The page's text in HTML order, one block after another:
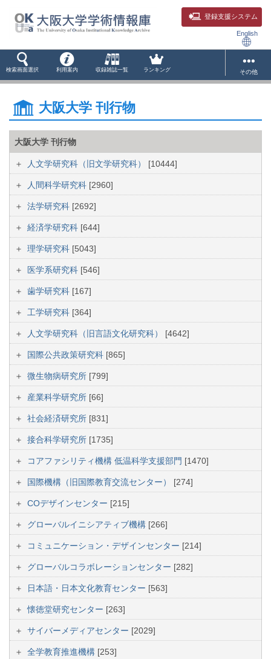
登録支援システム
English
検索画面選択 利用案内 収録雑誌一覧 ランキング その他
大阪大学 刊行物
大阪大学 刊行物
人文学研究科（旧文学研究科） [10444]
人間科学研究科 [2960]
法学研究科 [2692]
経済学研究科 [644]
理学研究科 [5043]
医学系研究科 [546]
歯学研究科 [167]
工学研究科 [364]
人文学研究科（旧言語文化研究科） [4642]
国際公共政策研究科 [865]
微生物病研究所 [799]
産業科学研究所 [66]
社会経済研究所 [831]
接合科学研究所 [1735]
コアファシリティ機構 低温科学支援部門 [1470]
国際機構（旧国際教育交流センター） [274]
COデザインセンター [215]
グローバルイニシアティブ機構 [266]
コミュニケーション・デザインセンター [214]
グローバルコラボレーションセンター [282]
日本語・日本文化教育センター [563]
懐徳堂研究センター [263]
サイバーメディアセンター [2029]
全学教育推進機構 [253]